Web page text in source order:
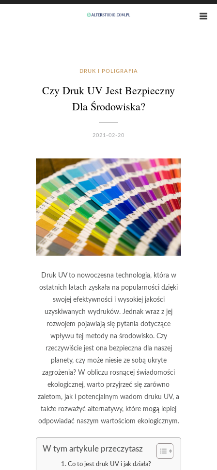
DRUK I POLIGRAFIA
Czy Druk UV Jest Bezpieczny
Dla Środowiska?
2021-02-20
Druk UV to nowoczesna technologia, która w
ostatnich latach zyskała na popularności dzięki
swojej efektywności i wysokiej jakości
uzyskiwanych wydruków. Jednak wraz z jej
rozwojem pojawiają się pytania dotyczące
wpływu tej metody na środowisko. Czy
rzeczywiście jest ona bezpieczna dla naszej
planety, czy może niesie ze sobą ukryte
zagrożenia? W obliczu rosnącej świadomości
ekologicznej, warto przyjrzeć się zarówno
zaletom, jak i potencjalnym wadom druku UV, a
także rozważyć alternatywy, które mogą lepiej
odpowiadać naszym wartościom ekologicznym.
W tym artykule przeczytasz
Co to jest druk UV i jak działa?